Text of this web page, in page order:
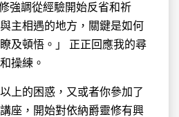
強調從經驗開始反省和祈
主相遇的地方，關鍵是如何
及頓悟。」 正正回應我的尋
操練。
上的困惑，又或者你參加了
座，開始對依納爵靈修有興